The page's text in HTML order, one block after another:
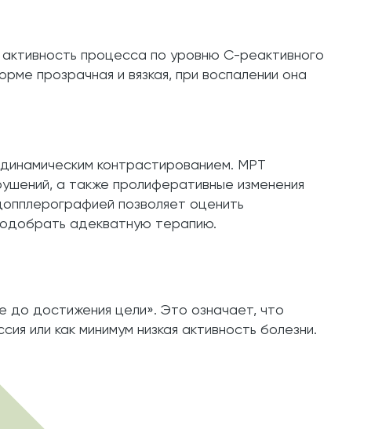
процесса по уровню С-реактивного
прозрачная и вязкая, при воспалении она
контрастированием. МРТ
а также пролиферативные изменения
позволяет оценить
адекватную терапию.
до достижения цели». Это означает, что
или как минимум низкая активность болезни.